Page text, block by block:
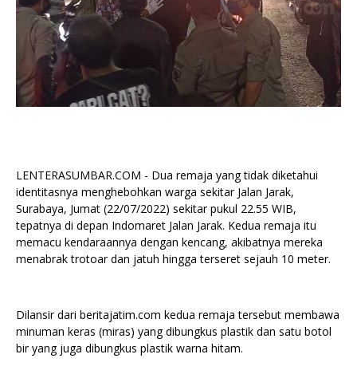
LENTERASUMBAR.COM - Dua remaja yang tidak diketahui
identitasnya menghebohkan warga sekitar Jalan Jarak,
Surabaya, Jumat (22/07/2022) sekitar pukul 22.55 WIB,
tepatnya di depan Indomaret Jalan Jarak. Kedua remaja itu
memacu kendaraannya dengan kencang, akibatnya mereka
menabrak trotoar dan jatuh hingga terseret sejauh 10 meter.
Dilansir dari beritajatim.com kedua remaja tersebut membawa
minuman keras (miras) yang dibungkus plastik dan satu botol
bir yang juga dibungkus plastik warna hitam.